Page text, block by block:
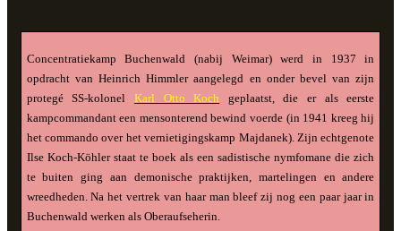
Concentratiekamp Buchenwald (nabij Weimar) werd in 1937 in
opdracht van Heinrich Himmler aangelegd en onder bevel van zijn
protegé SS-kolonel Karl Otto Koch geplaatst, die er als eerste
kampcommandant een mensonterend bewind voerde (in 1941 kreeg hij
het commando over het vernietigingskamp Majdanek). Zijn echtgenote
Ilse Koch-Köhler staat te boek als een sadistische nymfomane die zich
te buiten ging aan demonische praktijken, martelingen en andere
wreedheden. Na het vertrek van haar man bleef zij nog een paar jaar in
Buchenwald werken als Oberaufseherin.